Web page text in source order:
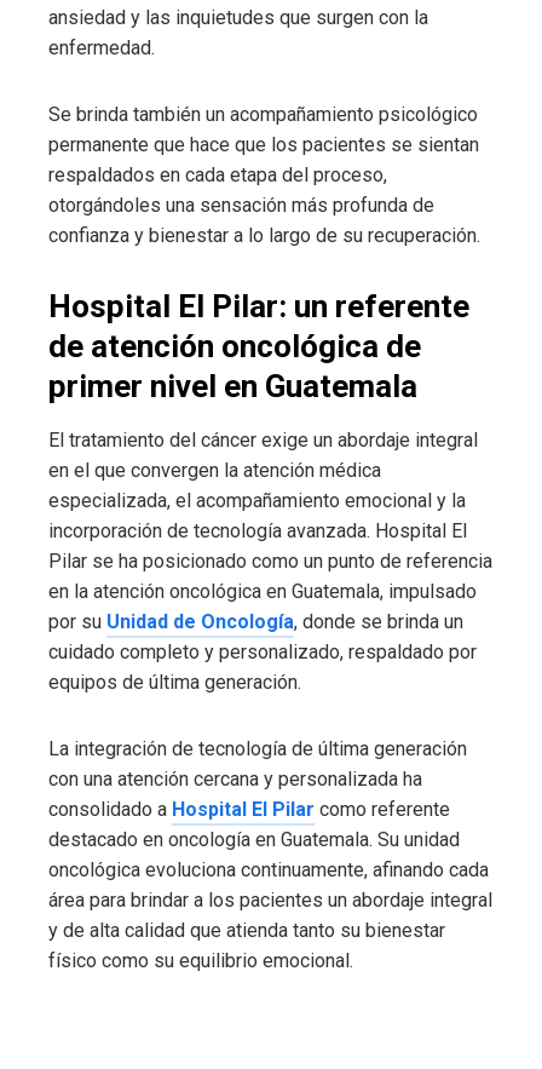
ansiedad y las inquietudes que surgen con la
enfermedad.
Se brinda también un acompañamiento psicológico
permanente que hace que los pacientes se sientan
respaldados en cada etapa del proceso,
otorgándoles una sensación más profunda de
confianza y bienestar a lo largo de su recuperación.
Hospital El Pilar: un referente
de atención oncológica de
primer nivel en Guatemala
El tratamiento del cáncer exige un abordaje integral
en el que convergen la atención médica
especializada, el acompañamiento emocional y la
incorporación de tecnología avanzada. Hospital El
Pilar se ha posicionado como un punto de referencia
en la atención oncológica en Guatemala, impulsado
por su Unidad de Oncología, donde se brinda un
cuidado completo y personalizado, respaldado por
equipos de última generación.
La integración de tecnología de última generación
con una atención cercana y personalizada ha
consolidado a Hospital El Pilar como referente
destacado en oncología en Guatemala. Su unidad
oncológica evoluciona continuamente, afinando cada
área para brindar a los pacientes un abordaje integral
y de alta calidad que atienda tanto su bienestar
físico como su equilibrio emocional.